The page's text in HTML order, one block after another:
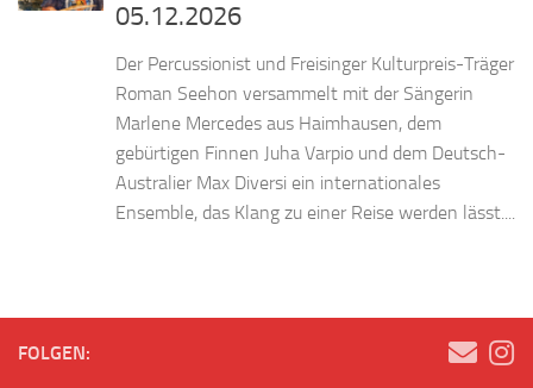
05.12.2026
Der Percussionist und Freisinger Kulturpreis-Träger
Roman Seehon versammelt mit der Sängerin
Marlene Mercedes aus Haimhausen, dem
gebürtigen Finnen Juha Varpio und dem Deutsch-
Australier Max Diversi ein internationales
Ensemble, das Klang zu einer Reise werden lässt....
FOLGEN: